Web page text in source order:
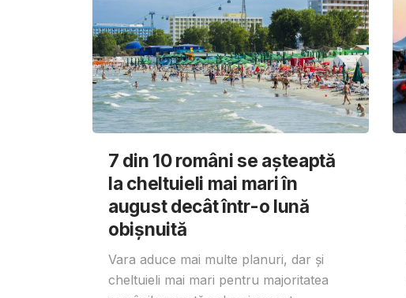
7 din 10 români se așteaptă
la cheltuieli mai mari în
august decât într-o lună
obișnuită
Vara aduce mai multe planuri, dar și
cheltuieli mai mari pentru majoritatea